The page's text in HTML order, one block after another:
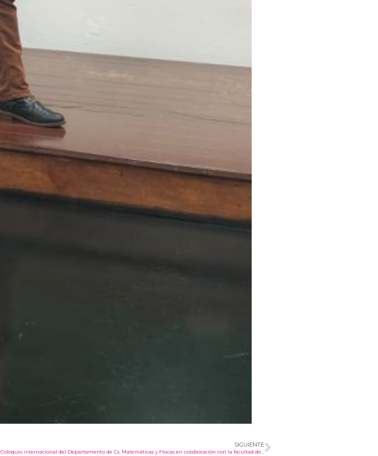
SIGUIENTE
Coloquio internacional del Departamento de Cs. Matemáticas y Físicas en colaboración con la facultad de ingeniería